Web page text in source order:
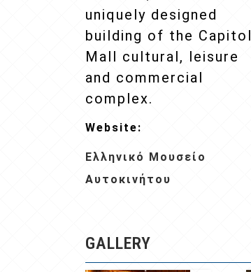
uniquely designed
building of the Capitol
Mall cultural, leisure
and commercial
complex.
Website:
Ελληνικό Μουσείο
Αυτοκινήτου
GALLERY